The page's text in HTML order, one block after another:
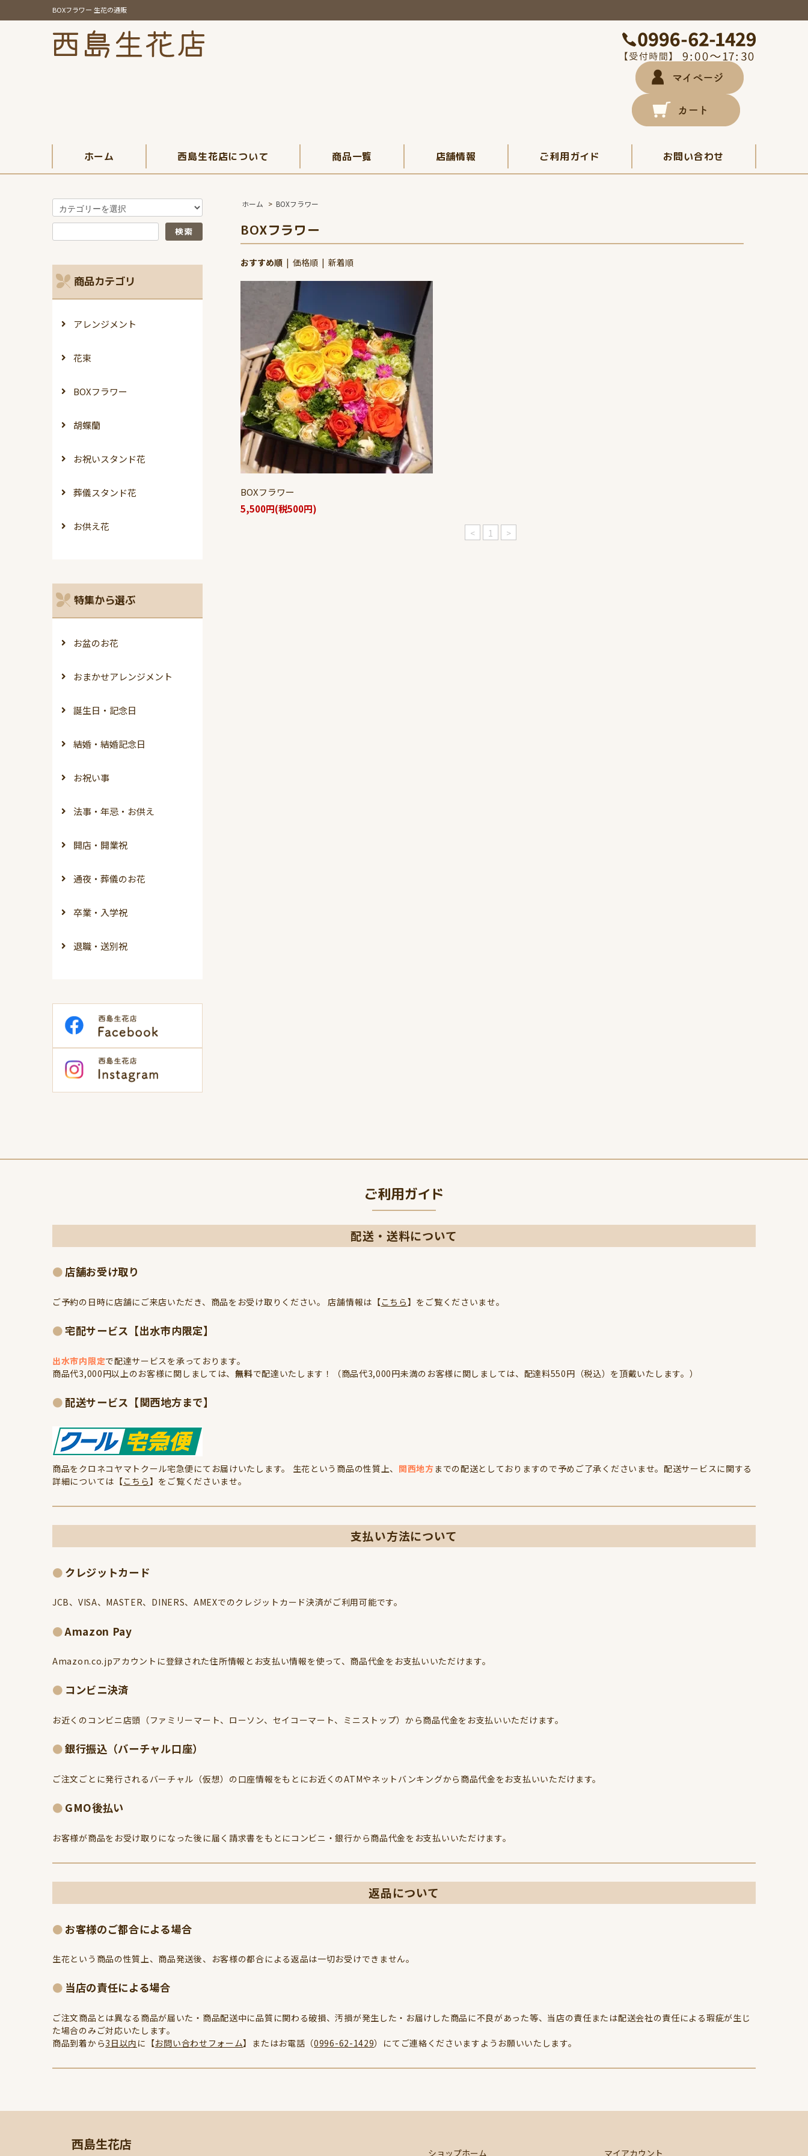
BOXフラワー 生花の通販
ホーム 西島生花店について 商品一覧 店舗情報 ご利用ガイド お問い合わせ
ホーム > BOXフラワー
BOXフラワー
おすすめ順| 価格順| 新着順
BOXフラワー
5,500円(税500円)
< 1 >
商品カテゴリ
アレンジメント
花束
BOXフラワー
胡蝶蘭
お祝いスタンド花
葬儀スタンド花
お供え花
特集から選ぶ
お盆のお花
おまかせアレンジメント
誕生日・記念日
結婚・結婚記念日
お祝い事
法事・年忌・お供え
開店・開業祝
通夜・葬儀のお花
卒業・入学祝
退職・送別祝
ご利用ガイド
配送・送料について
店舗お受け取り
ご予約の日時に店舗にご来店いただき、商品をお受け取りください。 店舗情報は【こちら】をご覧くださいませ。
宅配サービス【出水市内限定】
出水市内限定で配達サービスを承っております。
商品代3,000円以上のお客様に関しましては、無料で配達いたします！（商品代3,000円未満のお客様に関しましては、配達料550円（税込）を頂戴いたします。）
配送サービス【関西地方まで】
商品をクロネコヤマトクール宅急便にてお届けいたします。 生花という商品の性質上、 関西地方までの配送としておりますので予めご了承くださいませ。配送サービスに関する
詳細については【こちら】をご覧くださいませ。
支払い方法について
クレジットカード
JCB、VISA、MASTER、DINERS、AMEXでのクレジットカード決済がご利用可能です。
Amazon Pay
Amazon.co.jpアカウントに登録された住所情報とお支払い情報を使って、商品代金をお支払いいただけます。
コンビニ決済
お近くのコンビニ店頭（ファミリーマート、ローソン、セイコーマート、ミニストップ）から商品代金をお支払いいただけます。
銀行振込（バーチャル口座）
ご注文ごとに発行されるバーチャル（仮想）の口座情報をもとにお近くのATMやネットバンキングから商品代金をお支払いいただけます。
GMO後払い
お客様が商品をお受け取りになった後に届く請求書をもとにコンビニ・銀行から商品代金をお支払いいただけます。
返品について
お客様のご都合による場合
生花という商品の性質上、商品発送後、お客様の都合による返品は一切お受けできません。
当店の責任による場合
ご注文商品とは異なる商品が届いた・商品配送中に品質に関わる破損、汚損が発生した・お届けした商品に不良があった等、当店の責任または配送会社の責任による瑕疵が生じ
た場合のみご対応いたします。
商品到着から3日以内 に【お問い合わせフォーム】またはお電話（0996-62-1429）にてご連絡くださいますようお願いいたします。
西島生花店
ショップホーム マイアカウント